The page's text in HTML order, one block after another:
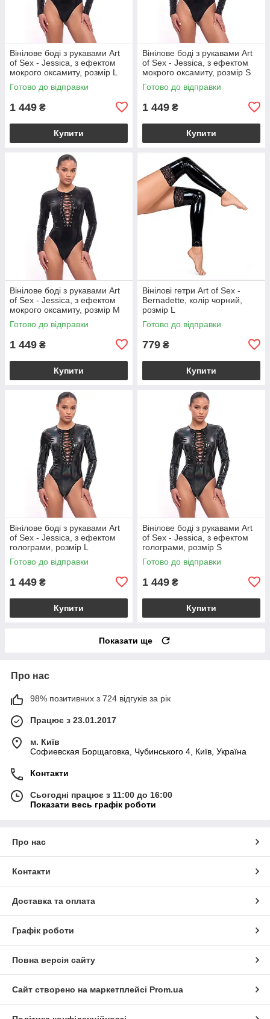
Вінілове боді з рукавами Art
of Sex - Jessica, з ефектом
мокрого оксамиту, розмір L
Готово до відправки
1 449 ₴
Купити
Вінілове боді з рукавами Art
of Sex - Jessica, з ефектом
мокрого оксамиту, розмір S
Готово до відправки
1 449 ₴
Купити
Вінілове боді з рукавами Art
of Sex - Jessica, з ефектом
мокрого оксамиту, розмір M
Готово до відправки
1 449 ₴
Купити
Вінілові гетри Art of Sex -
Bernadette, колір чорний,
розмір L
Готово до відправки
779 ₴
Купити
Вінілове боді з рукавами Art
of Sex - Jessica, з ефектом
голограми, розмір L
Готово до відправки
1 449 ₴
Купити
Вінілове боді з рукавами Art
of Sex - Jessica, з ефектом
голограми, розмір S
Готово до відправки
1 449 ₴
Купити
Показати ще
Про нас
98% позитивних з 724 відгуків за рік
Працює з 23.01.2017
м. Київ
Софиевская Борщаговка, Чубинського 4, Київ, Україна
Контакти
Сьогодні працює з 11:00 до 16:00
Показати весь графік роботи
Про нас
Контакти
Доставка та оплата
Графік роботи
Повна версія сайту
Сайт створено на маркетплейсі Prom.ua